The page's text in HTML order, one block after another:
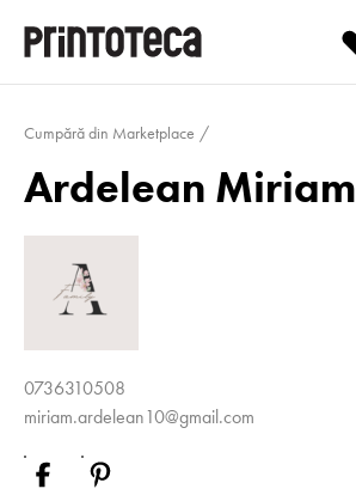
Cumpără din Marketplace
Ardelean Miriam
0736310508
miriam.ardelean10@gmail.com